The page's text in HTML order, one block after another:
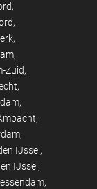
Zuid
IJssel
IJssel